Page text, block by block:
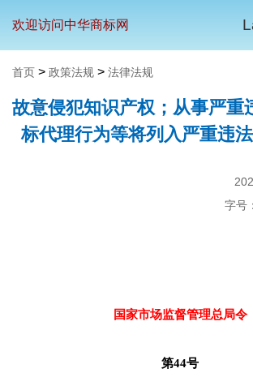
欢迎访问中华商标网
首页 > 政策法规 > 法律法规
故意侵犯知识产权；从事严重
标代理行为等将列入严重违
字号：
国家市场监督管理总局令
第44号